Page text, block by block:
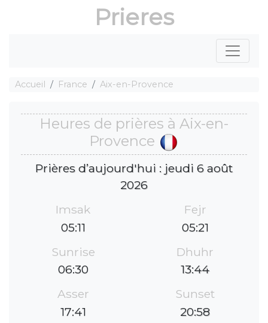
Prieres
Accueil France Aix-en-Provence
Heures de prières à Aix-en-
Provence
Prières d’aujourd'hui : jeudi 6 août
2026
Imsak
05:11
Fejr
05:21
Sunrise
06:30
Dhuhr
13:44
Asser
17:41
Sunset
20:58